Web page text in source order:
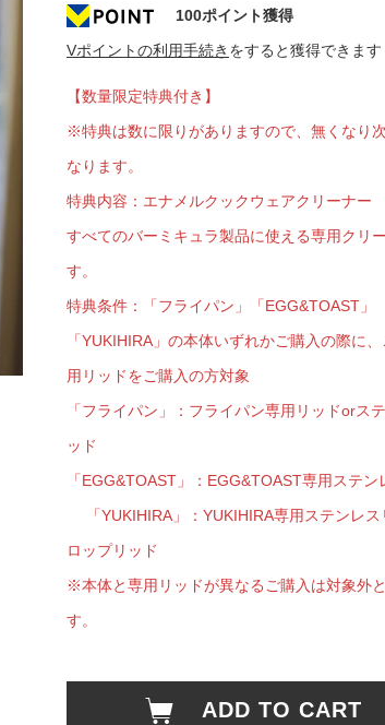
屋書店
京都岡崎
枚方 蔦屋
広島 蔦屋
書店
六本松 蔦
100ポイント獲得
Vポイントの利用手続き をすると獲得できます
【数量限定特典付き】
※特典は数に限りがありますので、無くなり
なります。
特典内容：エナメルクックウェアクリーナー
すべてのバーミキュラ製品に使える専用クリ
す。
特典条件：「フライパン」「EGG&TOAST」
「YUKIHIRA」の本体いずれかご購入の際に
用リッドをご購入の方対象
「フライパン」：フライパン専用リッドorス
ッド
「EGG&TOAST」：EGG&TOAST専用ステン
「YUKIHIRA」：YUKIHIRA専用ステンレス
ロップリッド
※本体と専用リッドが異なるご購入は対象外
す。
ADD TO CART